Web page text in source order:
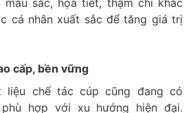
màu sắc, họa tiết, thậm chí khắc
cá nhân xuất sắc để tăng giá trị
cấp, bền vững
liệu chế tác cúp cũng đang có
hợp với xu hướng hiện đại.